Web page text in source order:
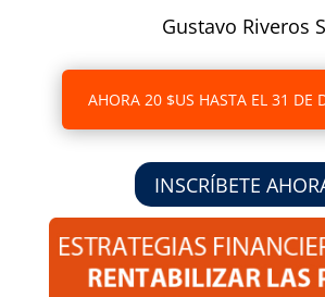
Gustavo Riveros
AHORA 20 $US HASTA EL 31 DE
INSCRÍBETE